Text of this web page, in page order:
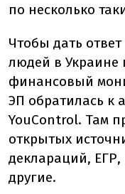
по несколько
Чтобы дать
людей в Украине
финансовый
ЭП обратилась к
YouControl. Там
открытых
деклараций,
другие.